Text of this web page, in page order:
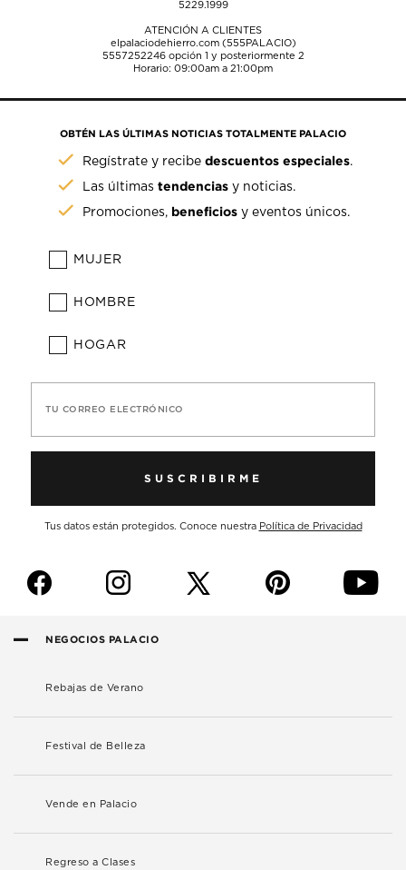
5229.1999
ATENCIÓN A CLIENTES
elpalaciodehierro.com (555PALACIO)
5557252246opción 1 y posteriormente 2
Horario: 09:00am a 21:00pm
OBTÉN LAS ÚLTIMAS NOTICIAS TOTALMENTE PALACIO
Regístrate y recibedescuentos especiales.
Las últimastendencias y noticias.
Promociones, beneficios y eventos únicos.
MUJER
HOMBRE
HOGAR
TU CORREO ELECTRÓNICO
SUSCRIBIRME
Tus datos están protegidos. Conoce nuestra Política de Privacidad
f i p y
NEGOCIOS PALACIO
Rebajas de Verano
Festival de Belleza
Vende en Palacio
Regreso a Clases